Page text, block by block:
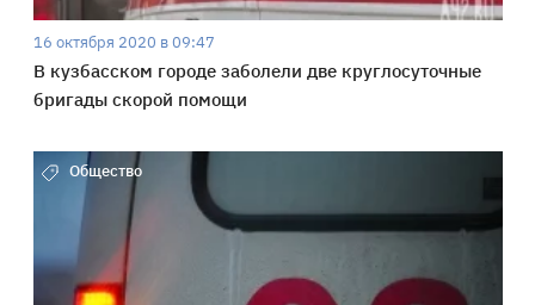
16 октября 2020 в 09:47
В кузбасском городе заболели две круглосуточные
бригады скорой помощи
Общество